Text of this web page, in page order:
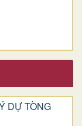
DỰ TÒNG